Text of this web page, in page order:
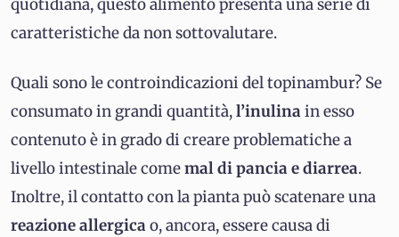
quotidiana, questo alimento presenta una serie di
caratteristiche da non sottovalutare.
Quali sono le controindicazioni del topinambur? Se
consumato in grandi quantità,l’inulinain esso
contenuto è in grado di creare problematiche a
livello intestinale comemal di pancia e diarrea.
Inoltre, il contatto con la pianta può scatenare una
reazione allergicao, ancora, essere causa di